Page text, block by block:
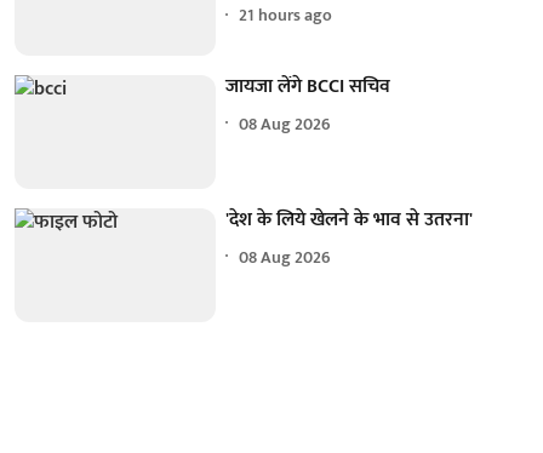
21 hours ago
जायजा लेंगे BCCI सचिव
08 Aug 2026
'देश के लिये खेलने के भाव से उतरना'
08 Aug 2026